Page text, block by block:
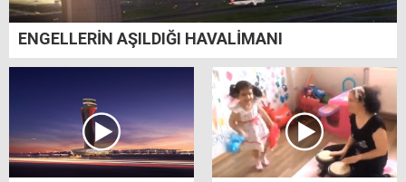
ENGELLERİN AŞILDIĞI HAVALİMANI